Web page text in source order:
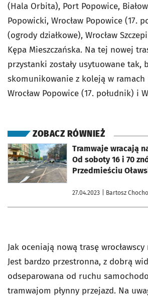
(Hala Orbita), Port Popowice,
Popowicki, Wrocław Popowice (17.
(ogrody działkowe), Wrocław
Kępa Mieszczańska. Na tej nowej
przystanki zostały usytuowane tak,
skomunikowanie z koleją w ramach
Wrocław Popowice (17. południk) i
ZOBACZ RÓWNIEŻ
Tramwaje wracają
Od soboty 16 i 70
Przedmieściu
27.04.2023 | Bartosz
otworzy się w nowej karcie
Jak oceniają nową trasę
Jest bardzo przestronna, z dobrą
odseparowana od ruchu
tramwajom płynny przejazd. Na